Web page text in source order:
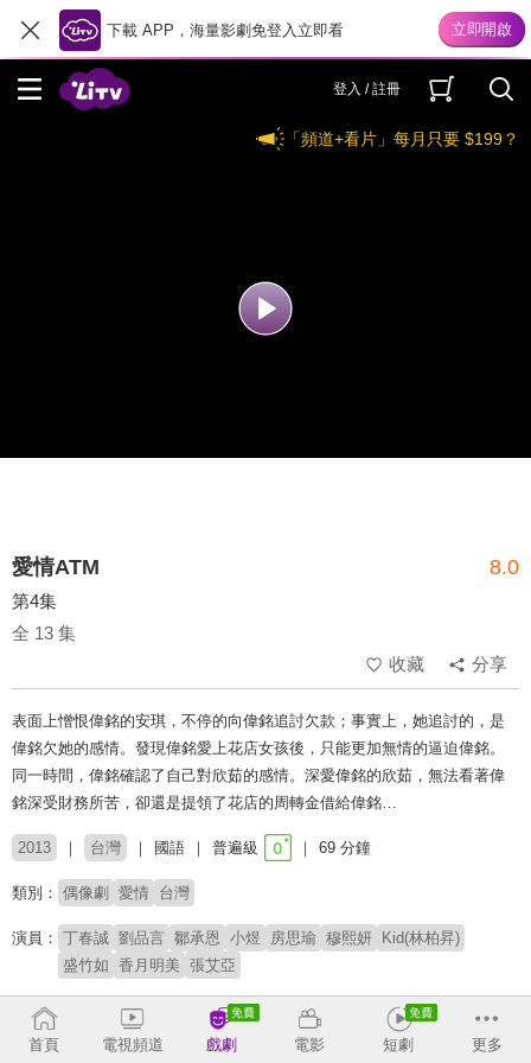
下載 APP，海量影劇免登入立即看
登入 / 註冊
「頻道+看片」每月只要 $199？
愛情ATM 8.0
第4集
全 13 集
收藏
分享
表面上憎恨偉銘的安琪，不停的向偉銘追討欠款；事實上，她追討的，是
偉銘欠她的感情。發現偉銘愛上花店女孩後，只能更加無情的逼迫偉銘。
同一時間，偉銘確認了自己對欣茹的感情。深愛偉銘的欣茹，無法看著偉
銘深受財務所苦，卻還是提領了花店的周轉金借給偉銘…
2013 台灣 國語 普遍級 69 分鐘
類別： 偶像劇 愛情 台灣
演員： 丁春誠 劉品言 鄒承恩 小煜 房思瑜 穆熙妍
Kid(林柏昇)
盛竹如 香月明美 張艾亞
導演：
首頁 電視頻道 戲劇 電影 短劇 更多